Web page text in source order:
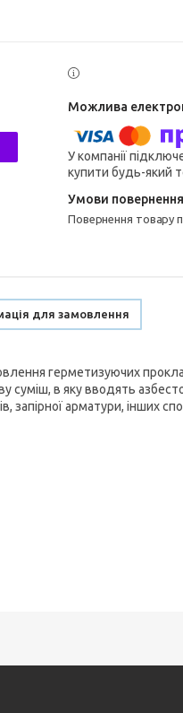
У компанії
купити будь-який
повернення товару
для замовлення
герметизуючих
суміш, в яку вводять
запірної арматури, інших